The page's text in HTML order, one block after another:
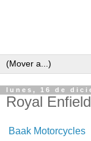
lunes, 16 de
Royal
Baak Motorcycles